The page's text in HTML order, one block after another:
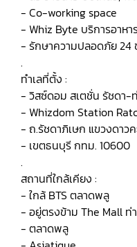
- Co-working space
- Whiz Byte บริการอาหา
- รักษาความปลอดภัย 24
.
ทำเลที่ตั้ง :
- วิสซ์ดอม สเตชั่น รัชดา-
- Whizdom Station
- ถ.รัชดาภิเษก แขวงดาว
- เขตธนบุรี กทม. 10600
.
สถานที่ใกล้เคียง :
- ใกล้ BTS ตลาดพลู
- อยู่ตรงข้าม The Mall ท่
- ตลาดพลู